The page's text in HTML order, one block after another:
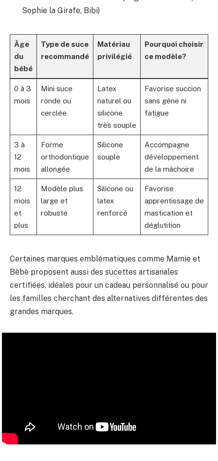
Sophie la Girafe, Bibi)
Âge
du
bébé
Type de suce
recommandé
Matériau
privilégié
Pourquoi choisir
ce modèle?
0 à 3
mois
Mini suce
ronde ou
cerclée
Latex
naturel ou
silicone
très souple
Favorise succion
sans gêne ni
fatigue
3 à
12
mois
Forme
orthodontique
allongée
Silicone
souple
Accompagne
développement
de la mâchoire
12
mois
et
plus
Modèle plus
large et
robuste
Silicone ou
latex
renforcé
Favorise
apprentissage de
mastication et
déglutition
Certaines marques emblématiques comme Mamie et
Bèbè proposent aussi des sucettes artisanales
certifiées, idéales pour un cadeau personnalisé ou pour
les familles cherchant des alternatives différentes des
grandes marques.